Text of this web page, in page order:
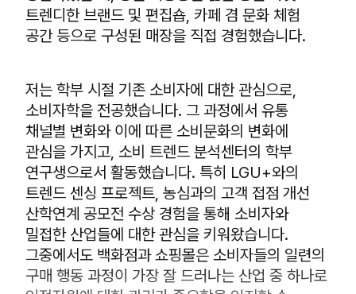
트렌디한 브랜드 및 편집숍, 카페 겸 문화 체험
공간 등으로 구성된 매장을 직접 경험했습니다.
저는 학부 시절 기존 소비자에 대한 관심으로,
소비자학을 전공했습니다. 그 과정에서 유통
채널별 변화와 이에 따른 소비문화의 변화에
관심을 가지고, 소비 트렌드 분석센터의 학부
연구생으로서 활동했습니다. 특히 LGU+와의
트렌드 센싱 프로젝트, 농심과의 고객 접점 개선
산학연계 공모전 수상 경험을 통해 소비자와
밀접한 산업들에 대한 관심을 키워왔습니다.
그중에서도 백화점과 쇼핑몰은 소비자들의 일련의
구매 행동 과정이 가장 잘 드러나는 산업 중 하나로